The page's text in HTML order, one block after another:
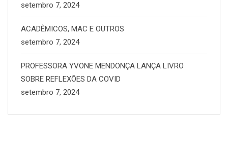
setembro 7, 2024
ACADÊMICOS, MAC E OUTROS
setembro 7, 2024
PROFESSORA YVONE MENDONÇA LANÇA LIVRO
SOBRE REFLEXÕES DA COVID
setembro 7, 2024